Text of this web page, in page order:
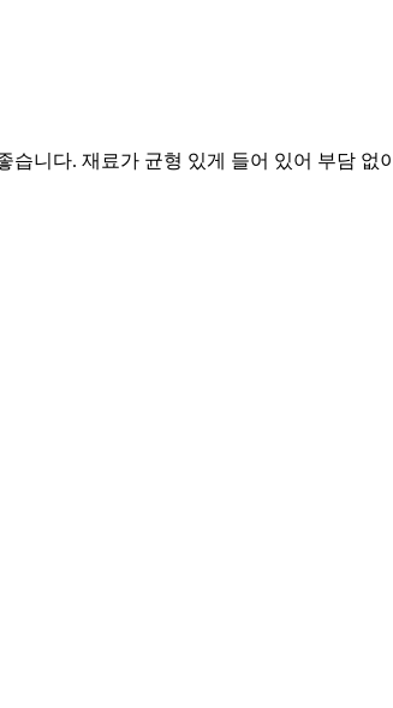
니다. 재료가 균형 있게 들어 있어 부담 없